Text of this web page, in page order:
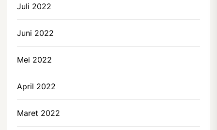
Juli 2022
Juni 2022
Mei 2022
April 2022
Maret 2022